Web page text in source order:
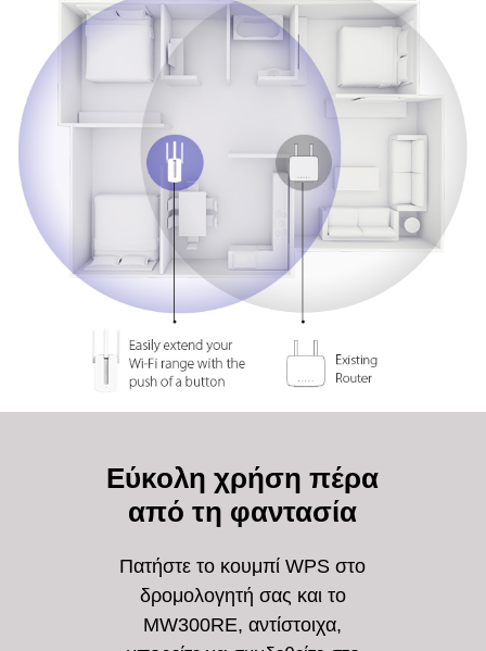
Εύκολη χρήση πέρα
​​από τη φαντασία
Πατήστε το κουμπί WPS στο
δρομολογητή σας και το
MW300RE, αντίστοιχα,